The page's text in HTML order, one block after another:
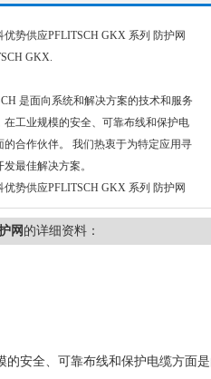
优势供应PFLITSCH GKX 系列 防护网
GKX.
是面向系统和解决方案的技术和服务
在工业规模的安全、可靠布线和保护电
的合作伙伴。 我们热衷于为特定应用寻
发最佳解决方案。
优势供应PFLITSCH GKX 系列 防护网
网 的详细资料：
安全、可靠布线和保护电缆方面